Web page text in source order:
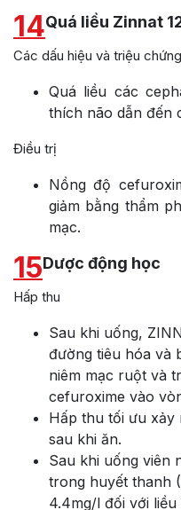
14Quá liều Zinnat
Các dấu hiệu và triệu chứng
Quá liều các
thích não dẫn đến
Điều trị
Nồng độ
giảm bằng thẩm
mạc.
15Dược động học
Hấp thu
Sau khi uống,
đường tiêu hóa và
niêm mạc ruột và
cefuroxime vào
Hấp thu tối ưu
sau khi ăn.
Sau khi uống viên
trong huyết thanh
4.4mg/l đối với liều